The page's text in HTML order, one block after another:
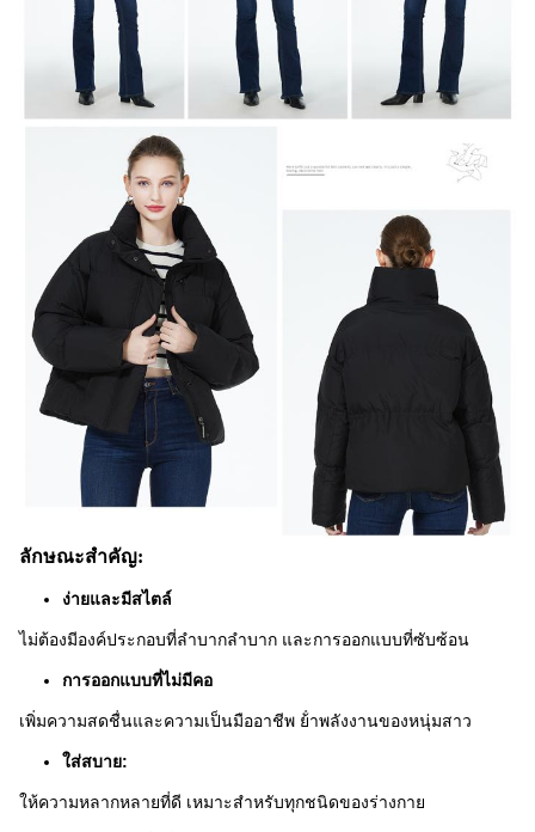
ลักษณะสําคัญ:
ง่ายและมีสไตล์
ไม่ต้องมีองค์ประกอบที่ลําบากลําบาก และการออกแบบที่ซับซ้อน
การออกแบบที่ไม่มีคอ
เพิ่มความสดชื่นและความเป็นมืออาชีพ ย้ําพลังงานของหนุ่มสาว
ใส่สบาย:
ให้ความหลากหลายที่ดี เหมาะสําหรับทุกชนิดของร่างกาย